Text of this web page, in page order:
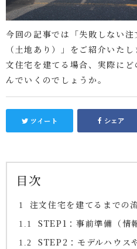
今回の記事では「失敗しない
（土地あり）」をご紹介いた
文住宅を建てる場合、実際にど
んでいくのでしょうか。
ツイート シェア
目次
1 注文住宅を建てるまでの
1.1 STEP1：事前準備（情
1.2 STEP2：モデルハウス